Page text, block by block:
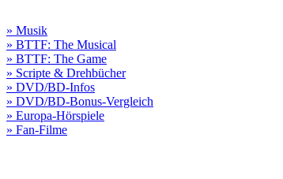
» Musik
» BTTF: The Musical
» BTTF: The Game
» Scripte & Drehbücher
» DVD/BD-Infos
» DVD/BD-Bonus-Vergleich
» Europa-Hörspiele
» Fan-Filme